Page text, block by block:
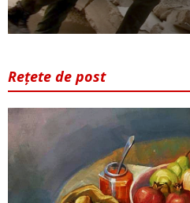
Rețete de post